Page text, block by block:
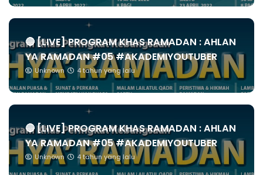
🔴 [LIVE] PROGRAM KHAS RAMADAN : AHLAN
YA RAMADAN #05 #AKADEMIYOUTUBER
Unknown 4 tahun yang lalu
🔴 [LIVE] PROGRAM KHAS RAMADAN : AHLAN
YA RAMADAN #05 #AKADEMIYOUTUBER
Unknown 4 tahun yang lalu